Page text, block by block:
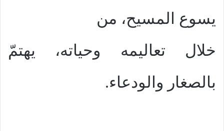
يسوع المسيح، من
خلال تعاليمه وحياته، يهتمّ
بالصغار والودعاء.